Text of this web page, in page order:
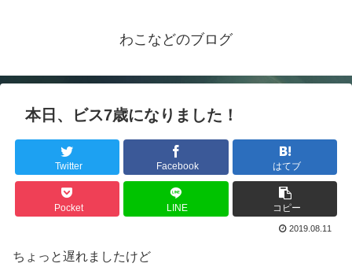
わこなどのブログ
本日、ビス7歳になりました！
Twitter Facebook はてブ
Pocket LINE コピー
2019.08.11
ちょっと遅れましたけど